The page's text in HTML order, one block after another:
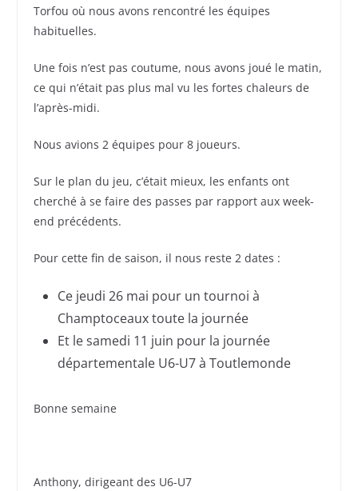
Torfou où nous avons rencontré les équipes
habituelles.
Une fois n’est pas coutume, nous avons joué le matin,
ce qui n’était pas plus mal vu les fortes chaleurs de
l’après-midi.
Nous avions 2 équipes pour 8 joueurs.
Sur le plan du jeu, c’était mieux, les enfants ont
cherché à se faire des passes par rapport aux week-
end précédents.
Pour cette fin de saison, il nous reste 2 dates :
Ce jeudi 26 mai pour un tournoi à
Champtoceaux toute la journée
Et le samedi 11 juin pour la journée
départementale U6-U7 à Toutlemonde
Bonne semaine
Anthony, dirigeant des U6-U7